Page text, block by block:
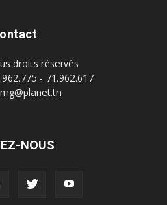
droits réservés
- 71.962.617
NOUS